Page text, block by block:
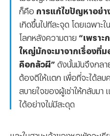
ก็คือ การแก้ไขปัญหาอย่า
เกิดขึ้นไปทีละจุด โดยเฉพาะ
โลกหลังความตาย“เพราะ
ใหญ่มักจะมาจากเรื่องที่ม
คือกลัวผี” ดังนั้นมันจึงกลา
ต้องตีให้แตก เพื่อที่จะได้ลบ
สบายใจของผู้เช่าให้กลับมา
ได้อย่างไม่มีสะดุด
และในฐานะเจ้าของหอพักจะเ